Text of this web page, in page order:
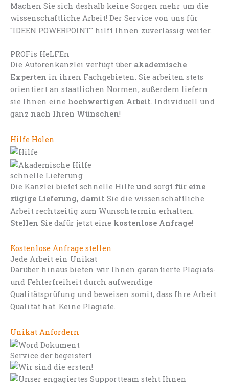
Machen Sie sich deshalb keine Sorgen mehr um die
wissenschaftliche Arbeit! Der Service von uns für
"IDEEN POWERPOINT" hilft Ihnen zuverlässig weiter.
PROFis HeLFEn
Die Autorenkanzlei verfügt über akademische
Experten in ihren Fachgebieten. Sie arbeiten stets
orientiert an staatlichen Normen, außerdem liefern
sie Ihnen eine hochwertigen Arbeit. Individuell und
ganz nach Ihren Wünschen!
Hilfe Holen
schnelle Lieferung
Die Kanzlei bietet schnelle Hilfe und sorgt für eine
zügige Lieferung, damit Sie die wissenschaftliche
Arbeit rechtzeitig zum Wunschtermin erhalten.
Stellen Sie dafür jetzt eine kostenlose Anfrage!
Kostenlose Anfrage stellen
Jede Arbeit ein Unikat
Darüber hinaus bieten wir Ihnen garantierte Plagiats-
und Fehlerfreiheit durch aufwendige
Qualitätsprüfung und beweisen somit, dass Ihre Arbeit
Qualität hat. Keine Plagiate.
Unikat Anfordern
Service der begeistert